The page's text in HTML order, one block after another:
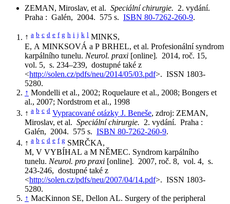
ZEMAN, Miroslav, et al. Speciální chirurgie. 2. vydání.
Praha : Galén, 2004. 575 s. ISBN 80-7262-260-9.
↑ a b c d e f g h i j k l MINKS,
E, A MINKSOVÁ a P BRHEL, et al. Profesionální syndrom
karpálního tunelu. Neurol. praxi [online]. 2014, roč. 15,
vol. 5, s. 234–239, dostupné také z
<http://solen.cz/pdfs/neu/2014/05/03.pdf>. ISSN 1803-
5280.
↑ Mondelli et al., 2002; Roquelaure et al., 2008; Bongers et
al., 2007; Nordstrom et al., 1998
↑ a b c d Vypracované otázky J. Beneše, zdroj: ZEMAN,
Miroslav, et al. Speciální chirurgie. 2. vydání. Praha :
Galén, 2004. 575 s. ISBN 80-7262-260-9.
↑ a b c d e f g SMRČKA,
M, V VYBÍHAL a M NĚMEC. Syndrom karpálního
tunelu. Neurol. pro praxi [online]. 2007, roč. 8, vol. 4, s.
243-246, dostupné také z
<http://solen.cz/pdfs/neu/2007/04/14.pdf>. ISSN 1803-
5280.
↑ MacKinnon SE, Dellon AL. Surgery of the peripheral